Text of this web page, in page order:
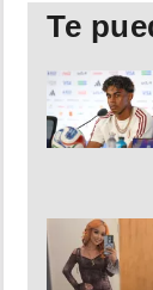
Te